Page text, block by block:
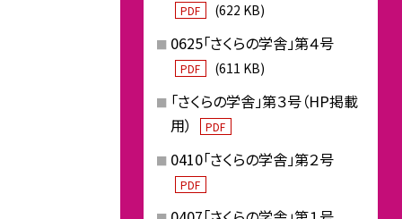
PDF (622 KB)
0625「さくらの学舎」第４号
PDF (611 KB)
「さくらの学舎」第３号（HP掲載
用）
PDF
0410「さくらの学舎」第２号
PDF